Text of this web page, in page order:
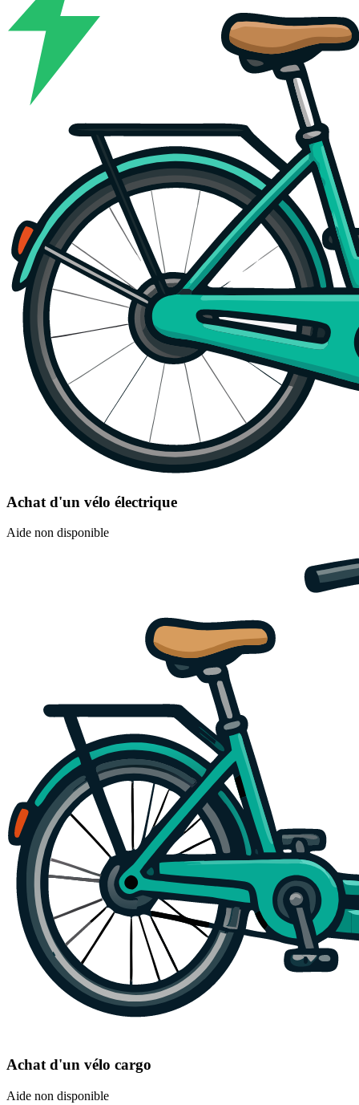
Achat d'un vélo électrique
Aide non disponible
Achat d'un vélo cargo
Aide non disponible